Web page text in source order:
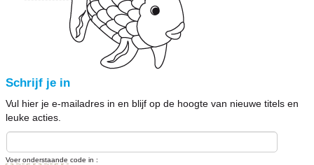
Schrijf je in
Vul hier je e-mailadres in en blijf op de hoogte van nieuwe titels en
leuke acties.
Voer onderstaande code in :